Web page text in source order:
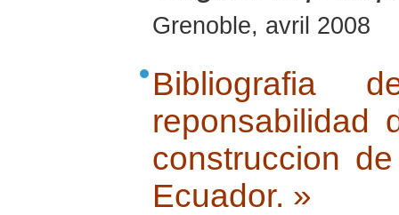
Grenoble, avril 2008
Bibliografia
reponsabilidad
construccion
Ecuador. »